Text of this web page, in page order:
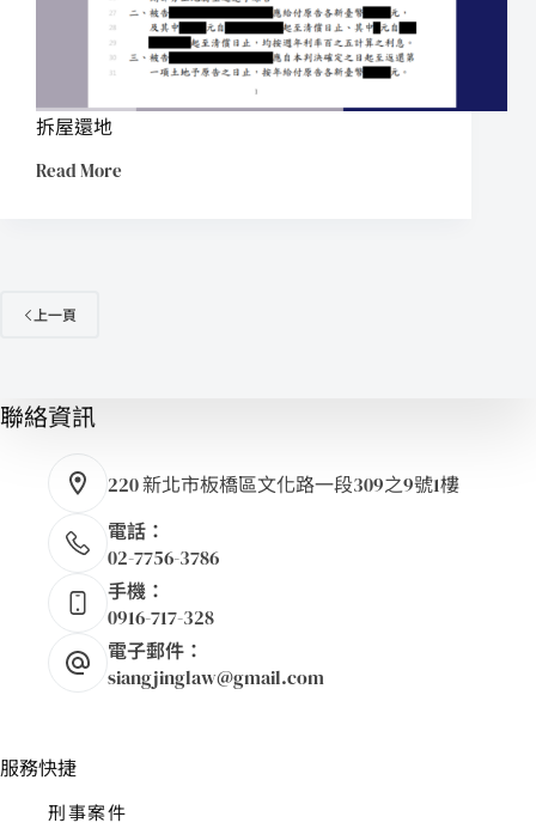
拆屋還地
Read More
上一頁
聯絡資訊
220 新北市板橋區文化路一段309之9號1樓
電話：
02-7756-3786
手機：
0916-717-328
電子郵件：
siangjinglaw@gmail.com
服務快捷
刑事案件